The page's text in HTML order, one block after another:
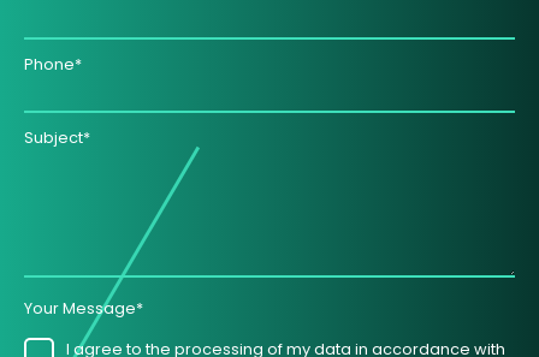
Phone*
Subject*
Your Message*
I agree to the processing of my data in accordance with